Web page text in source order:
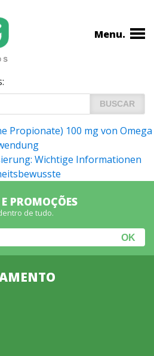
Menu.
Propionate) 100 mg von Omega
Wichtige Informationen
PROMOÇÕES
de tudo.